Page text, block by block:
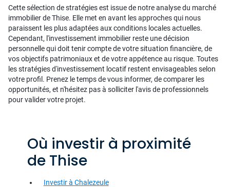
Cette sélection de stratégies est issue de notre analyse du marché
immobilier de Thise. Elle met en avant les approches qui nous
paraissent les plus adaptées aux conditions locales actuelles.
Cependant, l'investissement immobilier reste une décision
personnelle qui doit tenir compte de votre situation financière, de
vos objectifs patrimoniaux et de votre appétence au risque. Toutes
les stratégies d'investissement locatif restent envisageables selon
votre profil. Prenez le temps de vous informer, de comparer les
opportunités, et n'hésitez pas à solliciter l'avis de professionnels
pour valider votre projet.
Où investir à proximité
de Thise
Investir à Chalezeule